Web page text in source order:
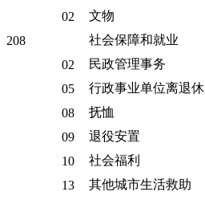
02
文物
208
社会保障和就业
02
民政管理事务
05
行政事业单位离退休
08
抚恤
09
退役安置
10
社会福利
13
其他城市生活救助